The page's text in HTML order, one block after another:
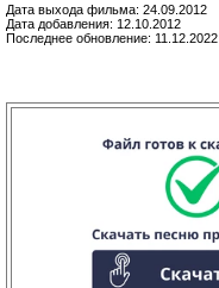
Дата выхода фильма: 24.09.2012
Дата добавления: 12.10.2012
Последнее обновление: 11.12.2022